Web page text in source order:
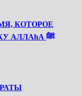
КОТОРОЕ
СТОИТ ПОСВЯТИТЬ ПОСЛАННИКУ АЛЛАhА ﷺ